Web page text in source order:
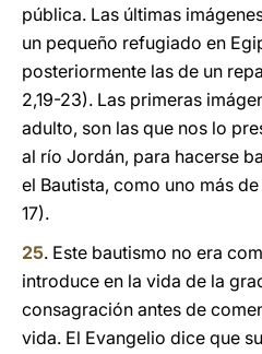
pública. Las últimas
un pequeño refugiado en
posteriormente las de un
2,19-23). Las primeras
adulto, son las que nos lo
al río Jordán, para hacerse
el Bautista, como uno más
17).
25. Este bautismo no era
introduce en la vida de la
consagración antes de
vida. El Evangelio dice que